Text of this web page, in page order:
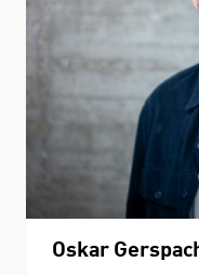
Oskar